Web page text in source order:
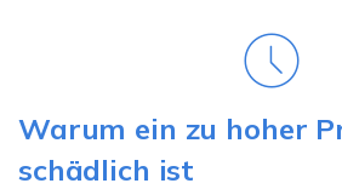
Warum ein zu hoher
schädlich ist